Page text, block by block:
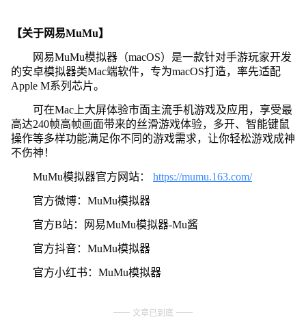
【关于网易MuMu】
网易MuMu模拟器（macOS）是一款针对手游玩家开发
的安卓模拟器类Mac端软件，专为macOS打造，率先适配
Apple M系列芯片。
可在Mac上大屏体验市面主流手机游戏及应用，享受最
高达240帧高帧画面带来的丝滑游戏体验，多开、智能键鼠
操作等多样功能满足你不同的游戏需求，让你轻松游戏成神
不伤神！
MuMu模拟器官方网站： https://mumu.163.com/
官方微博：MuMu模拟器
官方B站：网易MuMu模拟器-Mu酱
官方抖音：MuMu模拟器
官方小红书：MuMu模拟器
文章已到底